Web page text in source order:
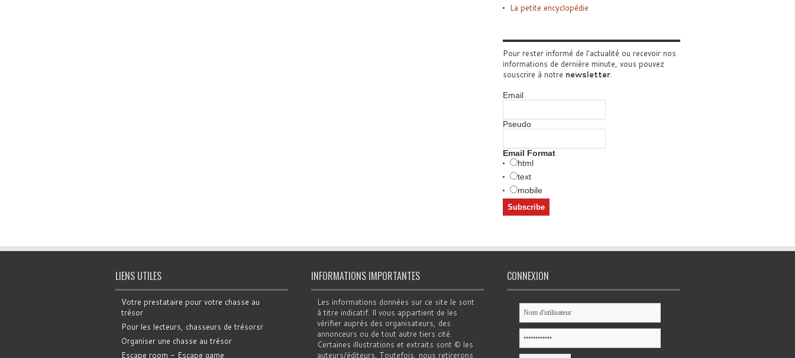
La petite encyclopédie
Pour rester informé de l'actualité ou recevoir nos
informations de dernière minute, vous pouvez
souscrire à notre newsletter.
Email
Pseudo
Email Format
html
text
mobile
LIENS UTILES
Votre prestataire pour votre chasse au
trésor
Pour les lecteurs, chasseurs de trésorsr
Organiser une chasse au trésor
Escape room - Escape game
INFORMATIONS IMPORTANTES
Les informations données sur ce site le sont
à titre indicatif. Il vous appartient de les
vérifier auprès des organisateurs, des
annonceurs ou de tout autre tiers cité.
Certaines illustrations et extraits sont © les
auteurs/éditeurs. Toutefois, nous retirerons
CONNEXION